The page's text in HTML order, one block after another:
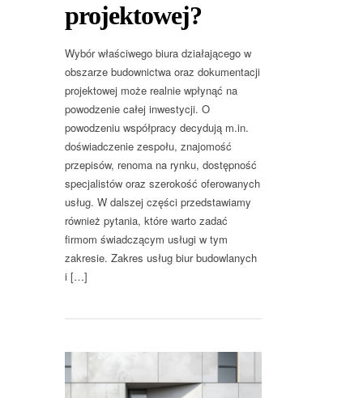
projektowej?
Wybór właściwego biura działającego w
obszarze budownictwa oraz dokumentacji
projektowej może realnie wpłynąć na
powodzenie całej inwestycji. O
powodzeniu współpracy decydują m.in.
doświadczenie zespołu, znajomość
przepisów, renoma na rynku, dostępność
specjalistów oraz szerokość oferowanych
usług. W dalszej części przedstawiamy
również pytania, które warto zadać
firmom świadczącym usługi w tym
zakresie. Zakres usług biur budowlanych
i […]